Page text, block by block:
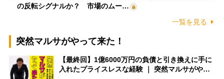
の反転シグナルか？ 市場のムー…
一覧を見る
突然マルサがやって来た！
【最終回】1億6000万円の負債と引き換えに手に
入れたプライスレスな経験 ｜ 突然マルサがや…